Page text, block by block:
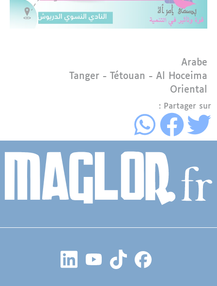
Langue
Arabe
Région
Tanger - Tétouan - Al Hoceima
Oriental
Partager sur :